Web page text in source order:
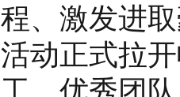
程、激发进
活动正式拉